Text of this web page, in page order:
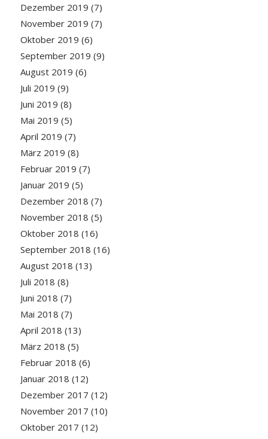
Dezember 2019 (7)
November 2019 (7)
Oktober 2019 (6)
September 2019 (9)
August 2019 (6)
Juli 2019 (9)
Juni 2019 (8)
Mai 2019 (5)
April 2019 (7)
März 2019 (8)
Februar 2019 (7)
Januar 2019 (5)
Dezember 2018 (7)
November 2018 (5)
Oktober 2018 (16)
September 2018 (16)
August 2018 (13)
Juli 2018 (8)
Juni 2018 (7)
Mai 2018 (7)
April 2018 (13)
März 2018 (5)
Februar 2018 (6)
Januar 2018 (12)
Dezember 2017 (12)
November 2017 (10)
Oktober 2017 (12)